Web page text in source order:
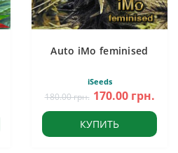
Auto iMo feminised
iSeeds
180.00 грн. 170.00 грн.
КУПИТЬ